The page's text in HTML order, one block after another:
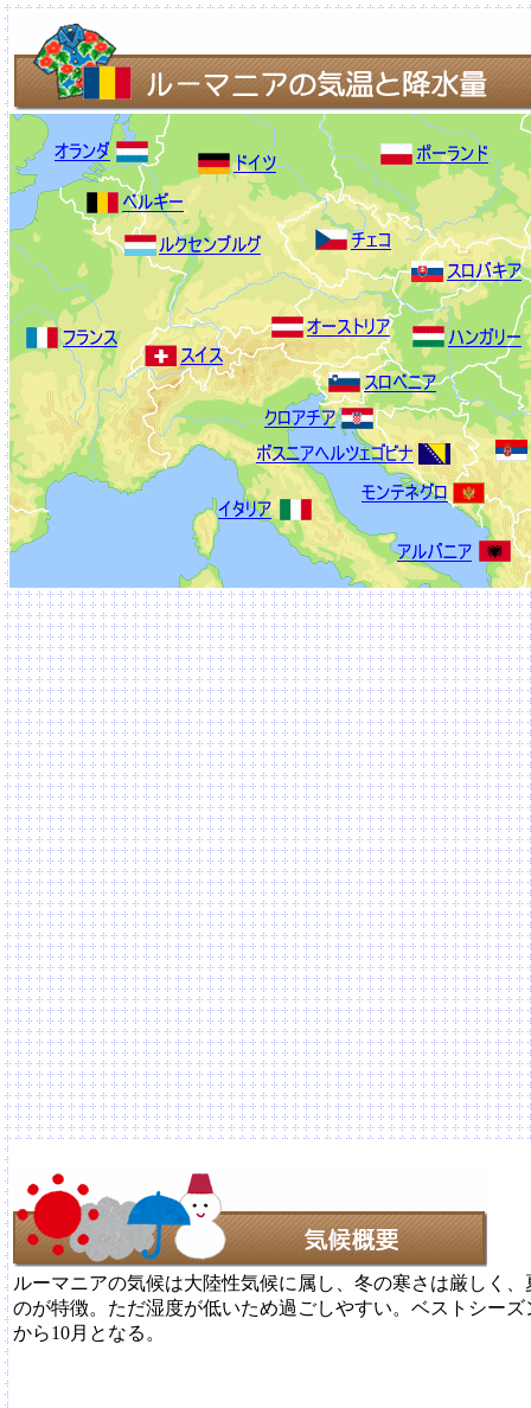
ルーマニアの気候は大陸性気候に属し、冬の寒さは厳しく
のが特徴。ただ湿度が低いため過ごしやすい。ベストシー
から10月となる。